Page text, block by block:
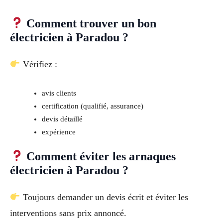
Comment trouver un bon
électricien à Paradou ?
Vérifiez :
avis clients
certification (qualifié, assurance)
devis détaillé
expérience
Comment éviter les arnaques
électricien à Paradou ?
Toujours demander un devis écrit et éviter les
interventions sans prix annoncé.